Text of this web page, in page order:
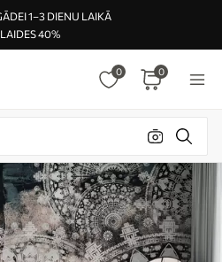
1–3 DIENU LAIKĀ
40%
0 0